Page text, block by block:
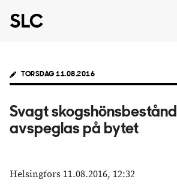
TORSDAG 11.08.2016
Svagt skogshönsbestånd
avspeglas på bytet
Helsingfors 11.08.2016, 12:32